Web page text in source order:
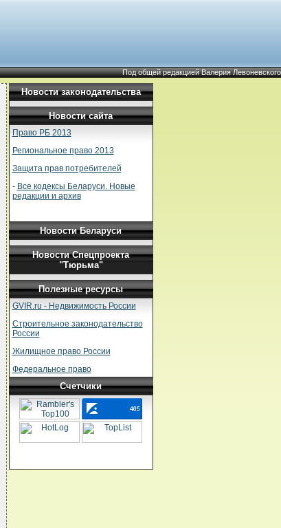
Под общей редакцией Валерия Левоневского
Новости законодательства
Новости сайта
Право РБ 2013
Региональное право 2013
Защита прав потребителей
- Все кодексы Беларуси. Новые
редакции и архив
Новости Беларуси
Новости Спецпроекта
"Тюрьма"
Полезные ресурсы
GVIR.ru - Недвижимость России
Строительное законодательство
России
Жилищное право России
Федеральное право
Счетчики